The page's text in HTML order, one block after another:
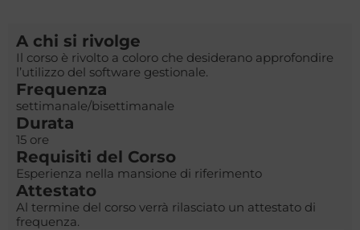
A chi si rivolge
Il corso è rivolto a coloro che desiderano approfondire
l’utilizzo del software gestionale.
Frequenza
settimanale/bisettimanale
Durata
15 ore
Requisiti del Corso
Esperienza nella mansione di riferimento
Attestato
Al termine del corso verrà rilasciato un attestato di
frequenza.